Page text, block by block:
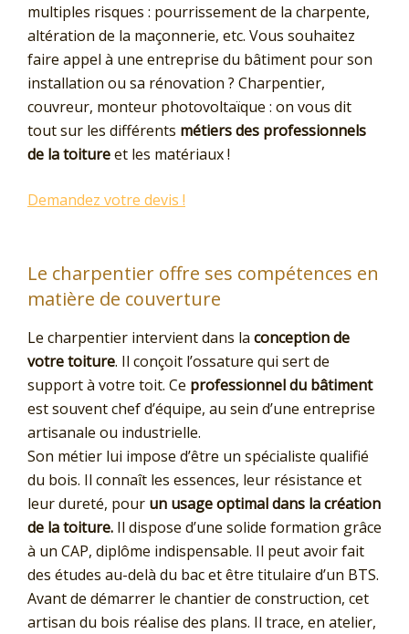
multiples risques : pourrissement de la charpente,
altération de la maçonnerie, etc. Vous souhaitez
faire appel à une entreprise du bâtiment pour son
installation ou sa rénovation ? Charpentier,
couvreur, monteur photovoltaïque : on vous dit
tout sur les différents métiers des professionnels
de la toitureet les matériaux !
Demandez votre devis !
Le charpentier offre ses compétences en
matière de couverture
Le charpentier intervient dans la conception de
votre toiture. Il conçoit l’ossature qui sert de
support à votre toit. Ce professionnel du bâtiment
est souvent chef d’équipe, au sein d’une entreprise
artisanale ou industrielle.
Son métier lui impose d’être un spécialiste qualifié
du bois. Il connaît les essences, leur résistance et
leur dureté, pour un usage optimal dans la création
de la toiture. Il dispose d’une solide formation grâce
à un CAP, diplôme indispensable. Il peut avoir fait
des études au-delà du bac et être titulaire d’un BTS.
Avant de démarrer le chantier de construction, cet
artisan du bois réalise des plans. Il trace, en atelier,